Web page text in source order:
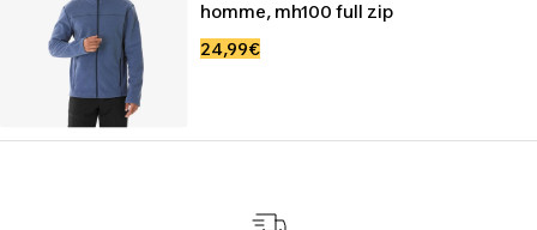
homme, mh100 full zip
Prix
24,99€